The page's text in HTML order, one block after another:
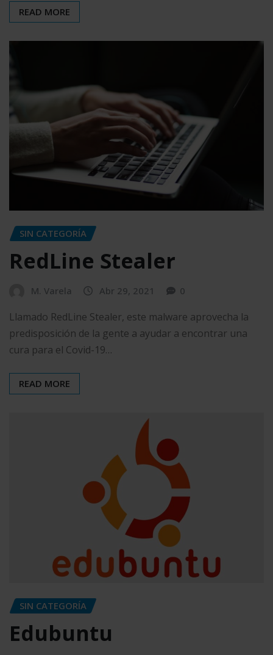
READ MORE
SIN CATEGORÍA
RedLine Stealer
M. Varela Abr 29, 2021 0
Llamado RedLine Stealer, este malware aprovecha la
predisposición de la gente a ayudar a encontrar una
cura para el Covid-19…
READ MORE
SIN CATEGORÍA
Edubuntu